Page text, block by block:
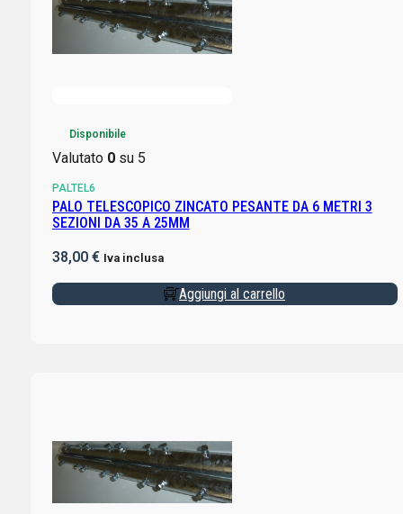
Disponibile
Valutato 0su 5
PALTEL6
PALO TELESCOPICO ZINCATO PESANTE DA 6 METRI 3
SEZIONI DA 35 A 25MM
38,00 € Iva inclusa
Aggiungi al carrello